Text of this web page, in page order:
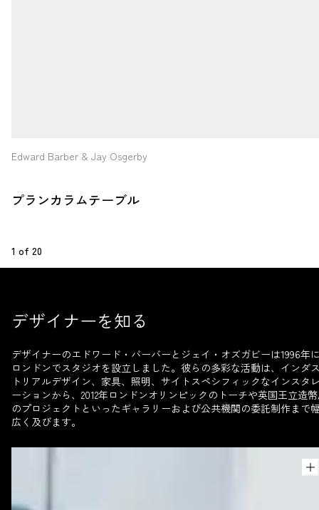
Edward Barber & Jay Osgerby
1 of 20
デザイナーを知る
デザイナーのエドワード・バーバーとジェイ・オズガビーは1996年
ロンドンでスタジオを設立しました。彼らの多彩な活動は、インダ
トリアルデザイン、家具、照明、サイトスペシフィックなインスタ
ーションから、2012年ロンドンオリンピックのトーチや英国王立造
のプロジェクトといったギャラリーおよび公共機関の委託制作まで
広く及びます。